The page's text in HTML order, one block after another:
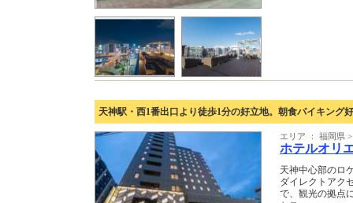
天神駅・西1番出口より徒歩1分の好立地。朝食バイキング
エリア ： 福岡県
ホテルオリ
天神中心部のロ
ダイレクトアク
で、観光の拠点